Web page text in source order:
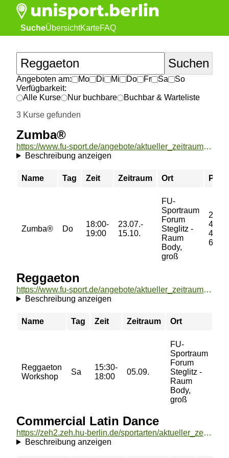
SucheÜbersichtKarteFAQ
Angeboten am: Mo Di Mi Do Fr Sa
So
Verfügbarkeit:
Alle Kurse
Nur buchbare
Buchbar & Warteliste
3 Kurse gefunden
Zumba®
https://www.fu-sport.de/angebote/aktueller_zeitraum/_Zumba_.html
Beschreibung anzeigen
Name Tag Zeit Zeitraum Ort Preis
Zumba® Do
18:00-
19:00
23.07.-
15.10.
FU-
Sportraum
Forum
Steglitz -
Raum
Body,
groß
29/
45/
45/
60 €
Reggaeton
https://www.fu-sport.de/angebote/aktueller_zeitraum/_Reggaeton.html
Beschreibung anzeigen
Name Tag Zeit Zeitraum Ort
Reggaeton
Workshop
Sa
15:30-
18:00
05.09.
FU-
Sportraum
Forum
Steglitz -
Raum
Body,
groß
Commercial Latin Dance
https://zeh2.zeh.hu-berlin.de/sportarten/aktueller_zeitraum/_Commercial_Latin_Dance.html
Beschreibung anzeigen